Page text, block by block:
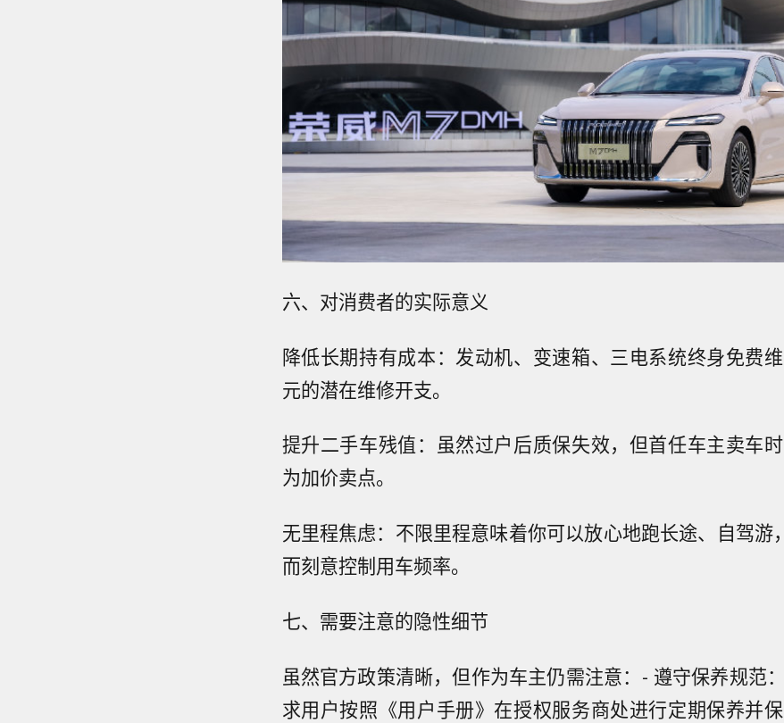
六、对消费者的实际意义
降低长期持有成本：发动机、变速箱、三电系统终身免费
元的潜在维修开支。
提升二手车残值：虽然过户后质保失效，但首任车主卖车
为加价卖点。
无里程焦虑：不限里程意味着你可以放心地跑长途、自驾游
而刻意控制用车频率。
七、需要注意的隐性细节
虽然官方政策清晰，但作为车主仍需注意：- 遵守保养规范
求用户按照《用户手册》在授权服务商处进行定期保养并